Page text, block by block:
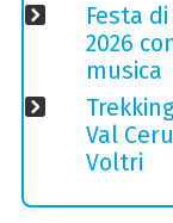
Festa
2026
musica
Val
Voltri